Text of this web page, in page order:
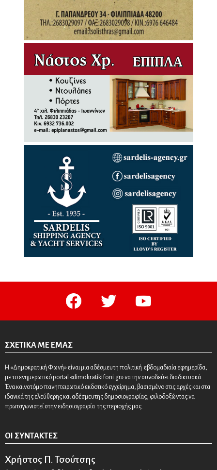
facebook twitter youtube
ΣΧΕΤΙΚΆ ΜΕ ΕΜΆΣ
Η «Δημοκρατική Φωνή» είναι μια αδέσμευτη πολιτική εβδομαδιαία εφημερίδα,
με το ενημερωτικό portal «dimokratikifoni.gr» να την συνοδεύει διαδικτυακά.
Ένα καινοτόμο πανηπειρωτικό εκδοτικό εγχείρημα, βασισμένο στις αρχές και στα
ιδανικά της ελεύθερης και αδέσμευτης δημοσιογραφίας, φιλοδοξώντας να
πρωταγωνιστεί στην ειδησιογραφία της περιοχής μας.
ΟΙ ΣΥΝΤΆΚΤΕΣ
Χρήστος Π. Τσούτσης